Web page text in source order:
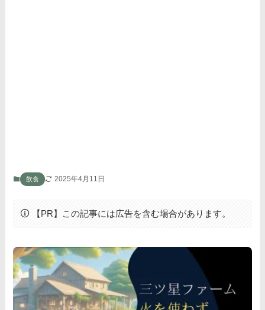
飲食 2025年4月11日
【PR】この記事には広告を含む場合があります。